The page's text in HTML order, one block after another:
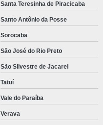
Santa Teresinha de Piracicaba
Santo Antônio da Posse
Sorocaba
São José do Rio Preto
São Silvestre de Jacarei
Tatuí
Vale do Paraíba
Verava